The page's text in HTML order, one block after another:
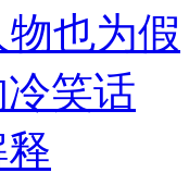
也为假
笑话